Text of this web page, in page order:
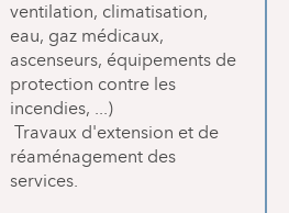
ventilation, climatisation,
eau, gaz médicaux,
ascenseurs, équipements de
protection contre les
incendies, ...)
Travaux d'extension et de
réaménagement des
services.